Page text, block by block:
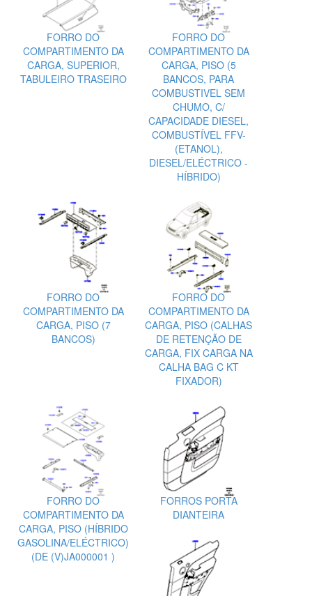
FORRO DO
COMPARTIMENTO DA
CARGA, SUPERIOR,
TABULEIRO TRASEIRO
FORRO DO
COMPARTIMENTO DA
CARGA, PISO (5
BANCOS, PARA
COMBUSTIVEL SEM
CHUMO, C/
CAPACIDADE DIESEL,
COMBUSTÍVEL FFV-
(ETANOL),
DIESEL/ELÉCTRICO -
HÍBRIDO)
FORRO DO
COMPARTIMENTO DA
CARGA, PISO (7
BANCOS)
FORRO DO
COMPARTIMENTO DA
CARGA, PISO (CALHAS
DE RETENÇÃO DE
CARGA, FIX CARGA NA
CALHA BAG C KT
FIXADOR)
FORRO DO
COMPARTIMENTO DA
CARGA, PISO (HÍBRIDO
GASOLINA/ELÉCTRICO)
(DE (V)JA000001 )
FORROS PORTA
DIANTEIRA